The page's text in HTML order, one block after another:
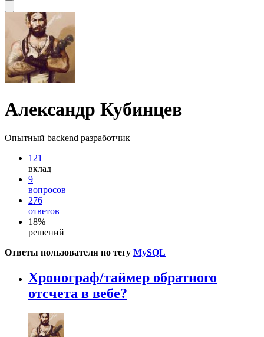
Александр Кубинцев
Опытный backend разработчик
121
вклад
9
вопросов
276
ответов
18%
решений
Ответы пользователя по тегу MySQL
Хронограф/таймер обратного
отсчета в вебе?